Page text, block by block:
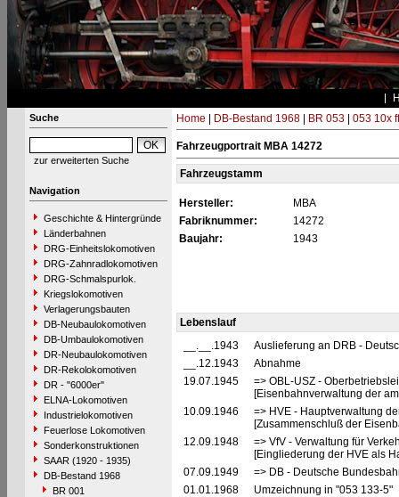
Suche
zur erweiterten Suche
Navigation
Geschichte & Hintergründe
Länderbahnen
DRG-Einheitslokomotiven
DRG-Zahnradlokomotiven
DRG-Schmalspurlok.
Kriegslokomotiven
Verlagerungsbauten
DB-Neubaulokomotiven
DB-Umbaulokomotiven
DR-Neubaulokomotiven
DR-Rekolokomotiven
DR - "6000er"
ELNA-Lokomotiven
Industrielokomotiven
Feuerlose Lokomotiven
Sonderkonstruktionen
SAAR (1920 - 1935)
DB-Bestand 1968
BR 001
Home DB-Bestand 1968| BR 053| 053 10x ff
Fahrzeugportrait MBA 14272
Fahrzeugstamm
Hersteller:
MBA
Fabriknummer:
14272
Baujahr:
1943
Lebenslauf
__.__.1943
Auslieferung an DRB -
__.12.1943
Abnahme
19.07.1945
=> OBL-USZ -
[Eisenbahnverwaltung der
10.09.1946
=> HVE - Hauptverwaltung
[Zusammenschluß der
12.09.1948
=> VfV - Verwaltung für
[Eingliederung der HVE als
07.09.1949
=> DB - Deutsche
01.01.1968
Umzeichnung in "053 133-5"